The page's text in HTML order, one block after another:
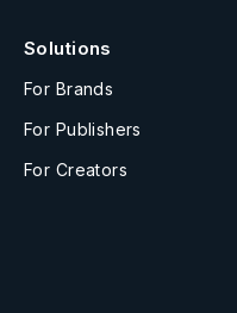
Solutions
For Brands
For Publishers
For Creators